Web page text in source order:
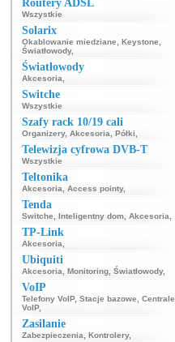
Routery ADSL
Wszystkie
Solarix
Okablowanie miedziane Keystone
Światłowody,
Światłowody
Akcesoria
Switche
Wszystkie
Szafy rack 10/19 cali
Organizery, Akcesoria Półki
Telewizja cyfrowa DVB-T
Wszystkie
Teltonika
Akcesoria Access pointy,
Tenda
Switche Inteligentny dom Akcesoria
TP-Link
Akcesoria
Ubiquiti
Akcesoria Monitoring Światłowody,
VoIP
Telefony VoIP, Stacje bazowe
Centrale
VoIP,
Zasilanie
Zabezpieczenia Kontrolery,